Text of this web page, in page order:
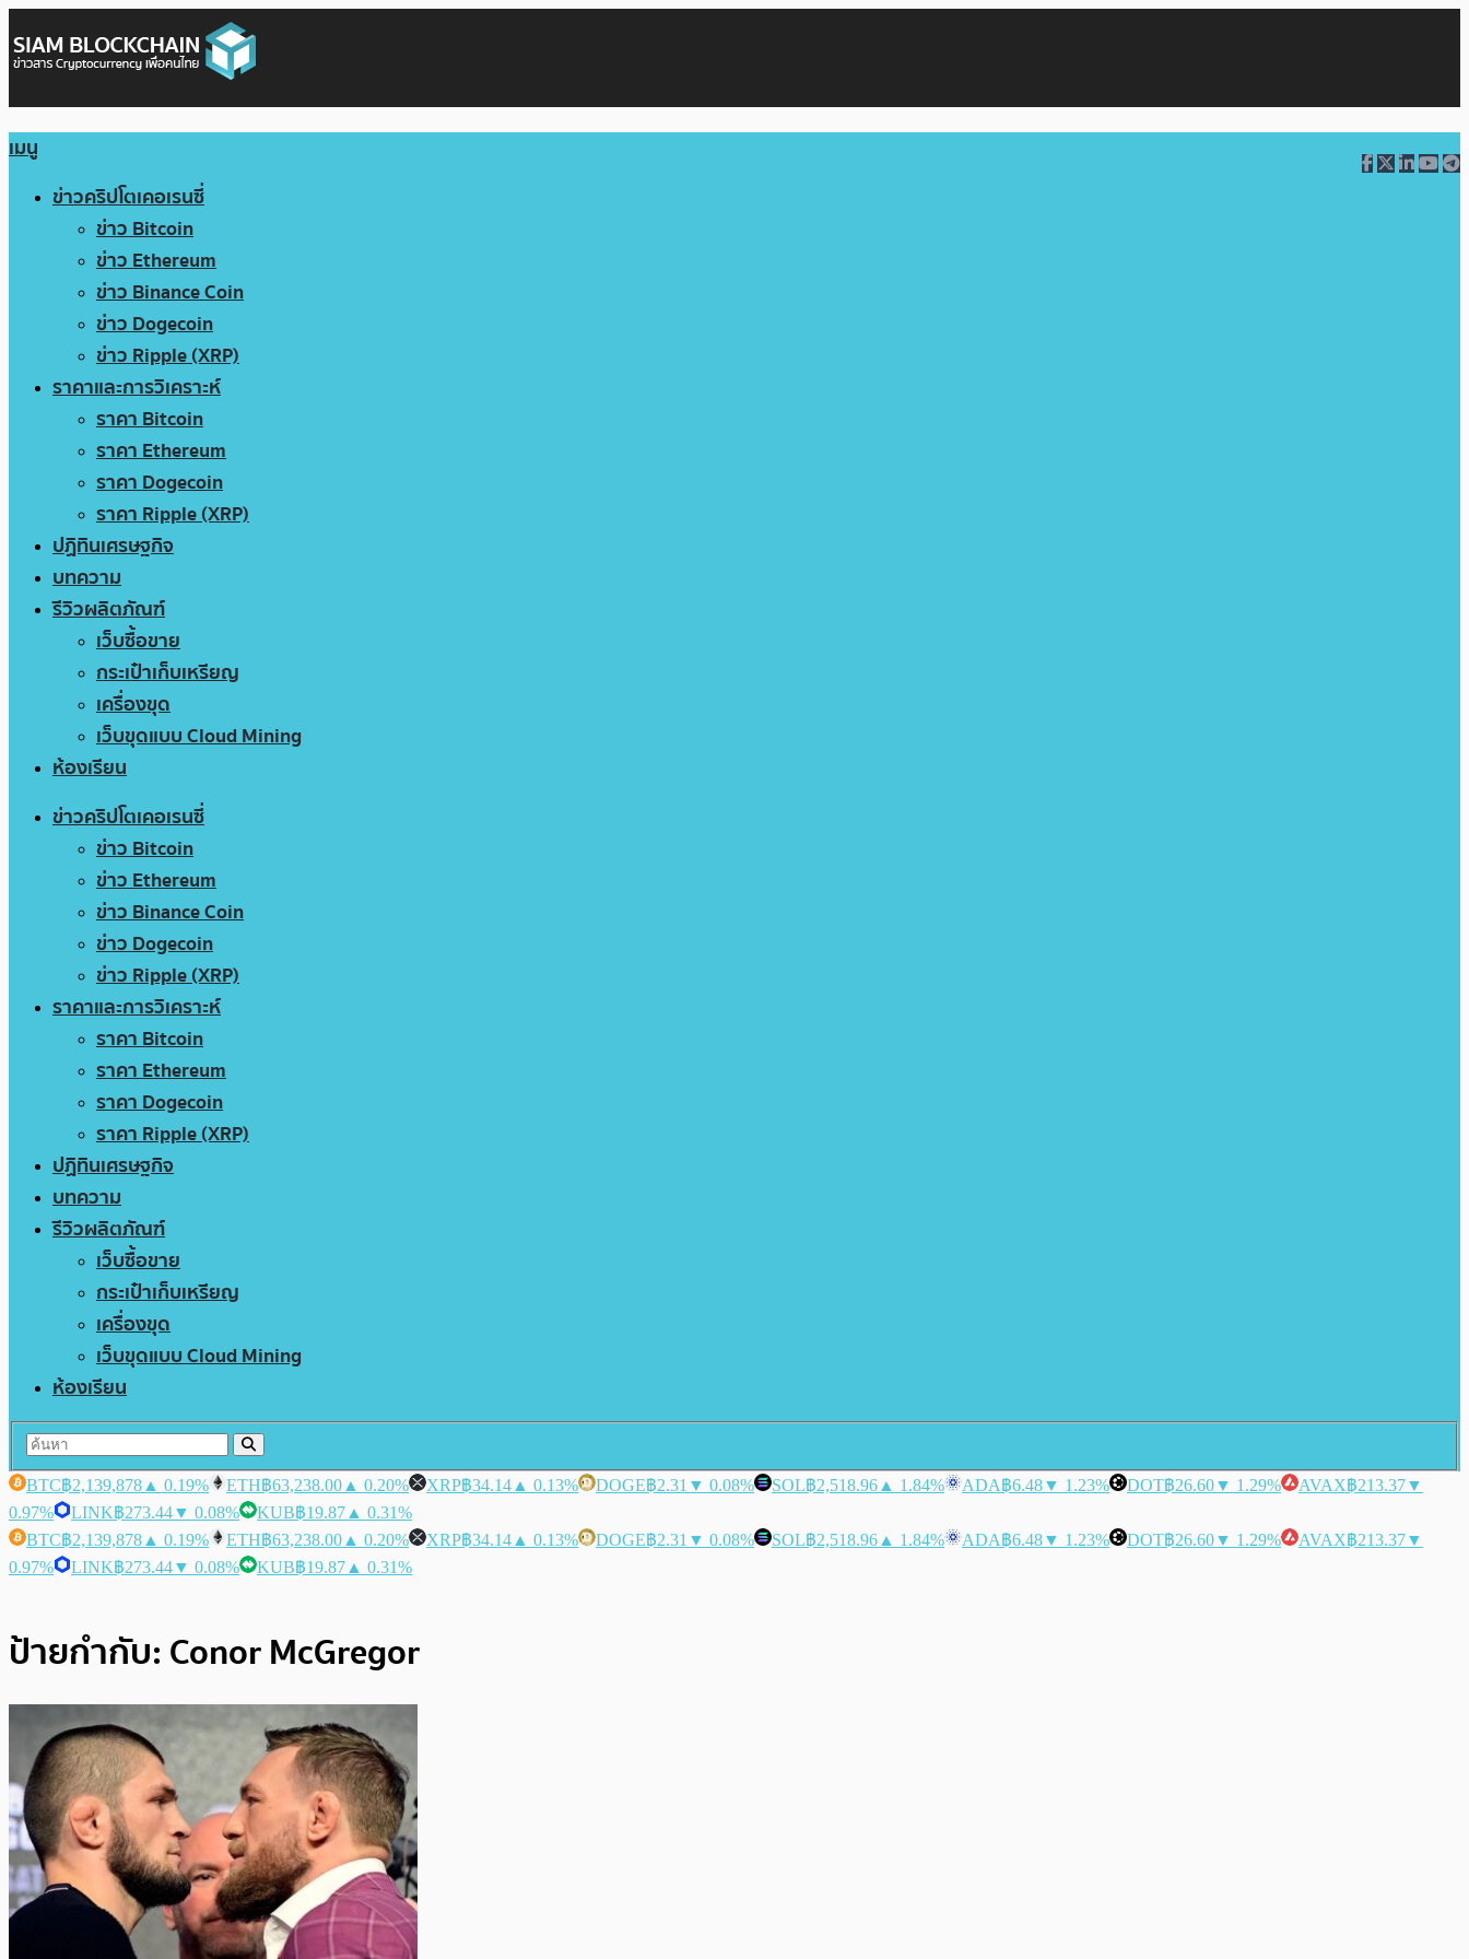
เมนู
ข่าวคริปโตเคอเรนซี่
ข่าว Bitcoin
ข่าว Ethereum
ข่าว Binance Coin
ข่าว Dogecoin
ข่าว Ripple (XRP)
ราคาและการวิเคราะห์
ราคา Bitcoin
ราคา Ethereum
ราคา Dogecoin
ราคา Ripple (XRP)
ปฏิทินเศรษฐกิจ
บทความ
รีวิวผลิตภัณฑ์
เว็บซื้อขาย
กระเป๋าเก็บเหรียญ
เครื่องขุด
เว็บขุดแบบ Cloud Mining
ห้องเรียน
ข่าวคริปโตเคอเรนซี่
ข่าว Bitcoin
ข่าว Ethereum
ข่าว Binance Coin
ข่าว Dogecoin
ข่าว Ripple (XRP)
ราคาและการวิเคราะห์
ราคา Bitcoin
ราคา Ethereum
ราคา Dogecoin
ราคา Ripple (XRP)
ปฏิทินเศรษฐกิจ
บทความ
รีวิวผลิตภัณฑ์
เว็บซื้อขาย
กระเป๋าเก็บเหรียญ
เครื่องขุด
เว็บขุดแบบ Cloud Mining
ห้องเรียน
BTC฿2,139,878 ▲ 0.19% ETH฿63,238.00 ▲ 0.20% XRP฿34.14 ▲ 0.13% DOGE฿2.31 ▼ 0.08% SOL฿2,518.96 ▲ 1.84% ADA฿6.48▼ 1.23% DOT฿26.60▼ 1.29% AVAX฿213.37▼
0.97%
LINK฿273.44▼ 0.08% KUB฿19.87 ▲ 0.31%
BTC฿2,139,878 ▲ 0.19% ETH฿63,238.00 ▲ 0.20% XRP฿34.14 ▲ 0.13% DOGE฿2.31 ▼ 0.08% SOL฿2,518.96 ▲ 1.84% ADA฿6.48▼ 1.23% DOT฿26.60▼ 1.29% AVAX฿213.37▼
0.97%
LINK฿273.44▼ 0.08% KUB฿19.87 ▲ 0.31%
ป้ายกำกับ: Conor McGregor